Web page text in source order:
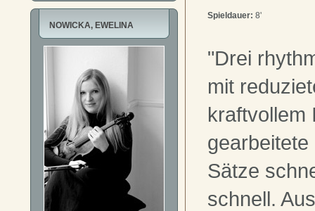
NOWICKA, EWELINA
Spieldauer: 8'
"Drei
mit
kraftvollem
Sätze
schnell.